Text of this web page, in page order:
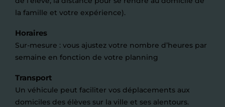
la famille et votre expérience).
Horaires
Sur-mesure : vous ajustez votre nombre d’heures par
semaine en fonction de votre planning
Transport
Un véhicule peut faciliter vos déplacements aux
domiciles des élèves sur la ville et ses alentours.